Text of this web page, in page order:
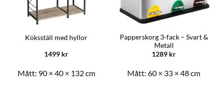
Köksställ med hyllor
1499 kr
Mått: 90 × 40 × 132 cm
Papperskorg 3-fack – Svart &
Metall
1289 kr
Mått: 60 × 33 × 48 cm